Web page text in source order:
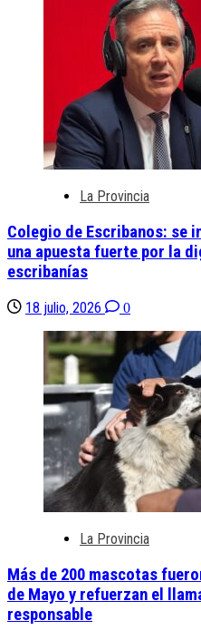
La Provincia
Colegio de Escribanos: se
una apuesta fuerte por la
escribanías
18 julio, 2026 0
La Provincia
Más de 200 mascotas
de Mayo y refuerzan el
responsable